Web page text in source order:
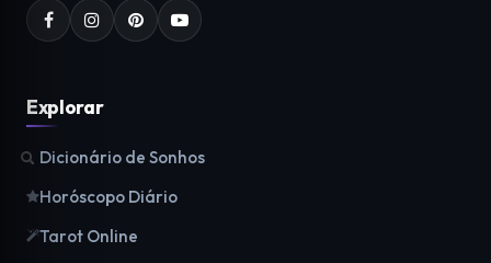
Explorar
Dicionário de Sonhos
Horóscopo Diário
Tarot Online